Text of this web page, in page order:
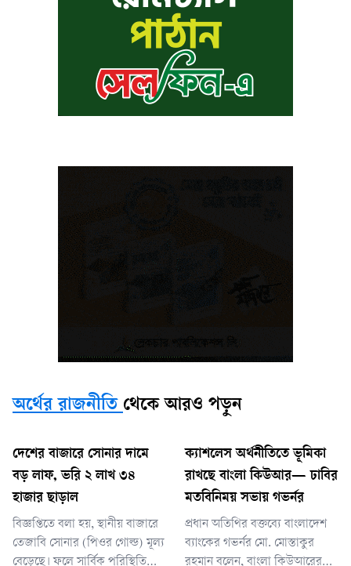
অর্থের রাজনীতি থেকে আরও পড়ুন
দেশের বাজারে সোনার দামে
বড় লাফ, ভরি ২ লাখ ৩৪
হাজার ছাড়াল
বিজ্ঞপ্তিতে বলা হয়, স্থানীয় বাজারে
তেজাবি সোনার (পিওর গোল্ড) মূল্য
বেড়েছে। ফলে সার্বিক পরিস্থিতি
ক্যাশলেস অর্থনীতিতে ভূমিকা
রাখছে বাংলা কিউআর— ঢাবির
মতবিনিময় সভায় গভর্নর
প্রধান অতিথির বক্তব্যে বাংলাদেশ
ব্যাংকের গভর্নর মো. মোস্তাকুর
রহমান বলেন, বাংলা কিউআরের